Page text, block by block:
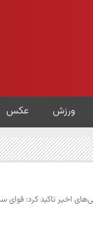
ورزش عکس
اخیر تاکید کرد: قوای